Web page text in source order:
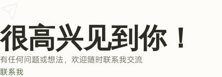
很高兴见到你！
有任何问题或想法，欢迎随时联系我交流
联系我